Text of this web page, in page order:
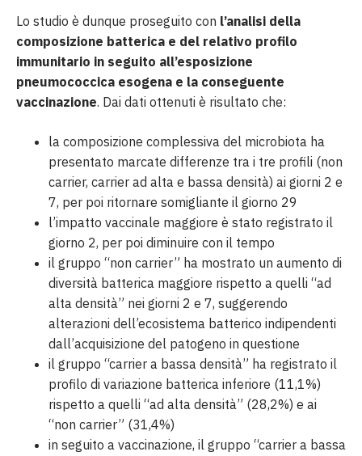
Lo studio è dunque proseguito con l’analisi della
composizione batterica e del relativo profilo
immunitario in seguito all’esposizione
pneumococcica esogena e la conseguente
vaccinazione. Dai dati ottenuti è risultato che:
la composizione complessiva del microbiota ha
presentato marcate differenze tra i tre profili (non
carrier, carrier ad alta e bassa densità) ai giorni 2 e
7, per poi ritornare somigliante il giorno 29
l’impatto vaccinale maggiore è stato registrato il
giorno 2, per poi diminuire con il tempo
il gruppo “non carrier” ha mostrato un aumento di
diversità batterica maggiore rispetto a quelli “ad
alta densità” nei giorni 2 e 7, suggerendo
alterazioni dell’ecosistema batterico indipendenti
dall’acquisizione del patogeno in questione
il gruppo “carrier a bassa densità” ha registrato il
profilo di variazione batterica inferiore (11,1%)
rispetto a quelli “ad alta densità” (28,2%) e ai
“non carrier” (31,4%)
in seguito a vaccinazione, il gruppo “carrier a bassa